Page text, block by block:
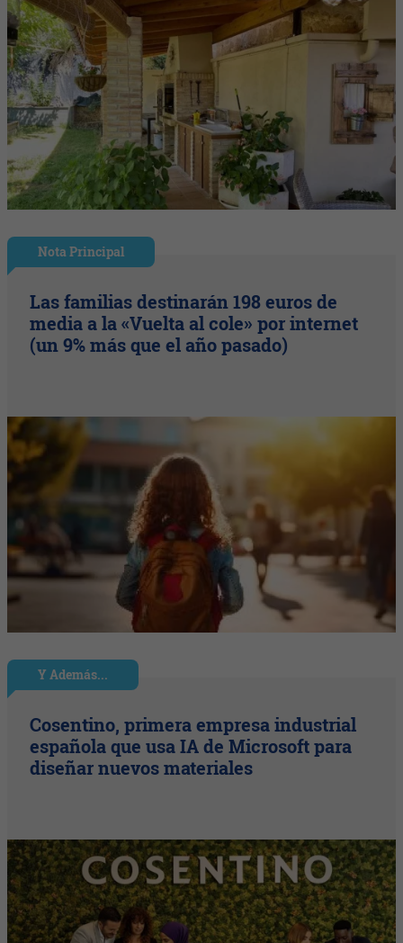
Nota Principal
Las familias destinarán 198 euros de
media a la «Vuelta al cole» por internet
(un 9% más que el año pasado)
Y Además...
Cosentino, primera empresa industrial
española que usa IA de Microsoft para
diseñar nuevos materiales